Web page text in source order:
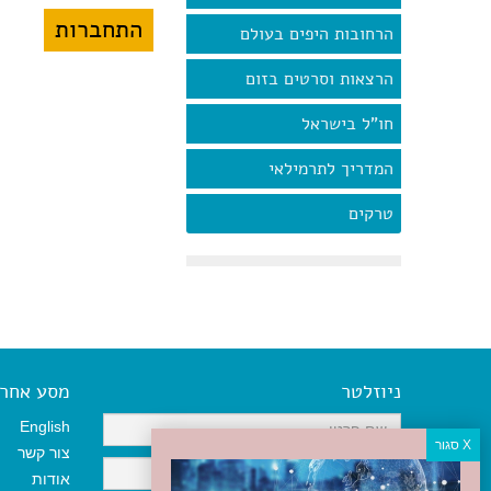
הרחובות היפים בעולם
הרצאות וסרטים בזום
חו"ל בישראל
המדריך לתרמילאי
טרקים
ניוזלטר מסע אחר
English
צור קשר
אודות